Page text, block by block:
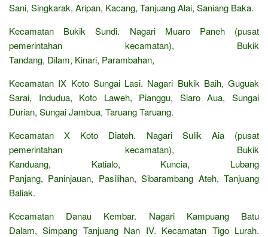
Sani, Singkarak, Aripan, Kacang, Tanjuang Alai, Saniang Baka.
Kecamatan Bukik Sundi. Nagari Muaro Paneh (pusat
pemerintahan kecamatan), Bukik
Tandang, Dilam, Kinari, Parambahan,
Kecamatan IX Koto Sungai Lasi. Nagari Bukik Baih, Guguak
Sarai, Indudua, Koto Laweh, Pianggu, Siaro Aua, Sungai
Durian, Sungai Jambua, Taruang Taruang.
Kecamatan X Koto Diateh. Nagari Sulik Aia (pusat
pemerintahan kecamatan), Bukik
Kanduang, Katialo, Kuncia, Lubang
Panjang, Paninjauan, Pasilihan, Sibarambang Ateh, Tanjuang
Baliak.
Kecamatan Danau Kembar. Nagari Kampuang Batu
Dalam, Simpang Tanjuang Nan IV. Kecamatan Tigo Lurah.